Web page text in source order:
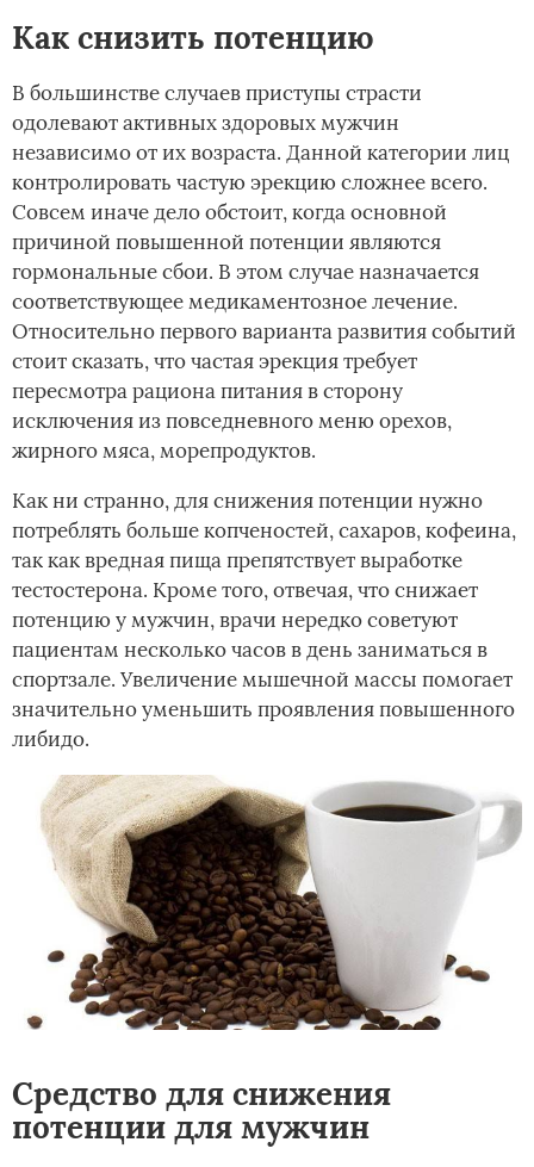
Как снизить потенцию
В большинстве случаев приступы страсти
одолевают активных здоровых мужчин
независимо от их возраста. Данной категории лиц
контролировать частую эрекцию сложнее всего.
Совсем иначе дело обстоит, когда основной
причиной повышенной потенции являются
гормональные сбои. В этом случае назначается
соответствующее медикаментозное лечение.
Относительно первого варианта развития событий
стоит сказать, что частая эрекция требует
пересмотра рациона питания в сторону
исключения из повседневного меню орехов,
жирного мяса, морепродуктов.
Как ни странно, для снижения потенции нужно
потреблять больше копченостей, сахаров, кофеина,
так как вредная пища препятствует выработке
тестостерона. Кроме того, отвечая, что снижает
потенцию у мужчин, врачи нередко советуют
пациентам несколько часов в день заниматься в
спортзале. Увеличение мышечной массы помогает
значительно уменьшить проявления повышенного
либидо.
Средство для снижения
потенции для мужчин